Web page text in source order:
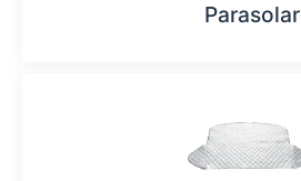
Parasolar